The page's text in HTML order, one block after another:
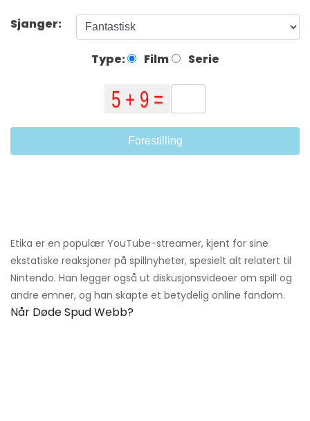
Sjanger:
Type: Film Serie
Forestilling
Etika er en populær YouTube-streamer, kjent for sine
ekstatiske reaksjoner på spillnyheter, spesielt alt relatert til
Nintendo. Han legger også ut diskusjonsvideoer om spill og
andre emner, og han skapte et betydelig online fandom.
Når Døde Spud Webb?